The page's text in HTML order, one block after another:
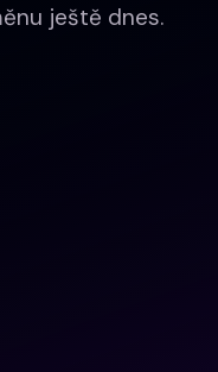
ještě dnes.